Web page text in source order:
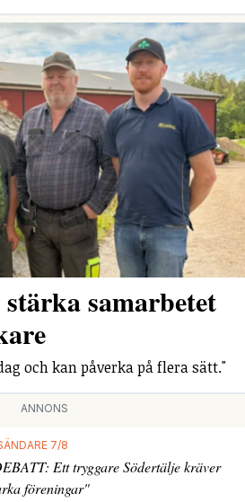
samarbetet
och kan påverka på flera sätt."
ANNONS
7/8
Ett tryggare Södertälje kräver
föreningar"